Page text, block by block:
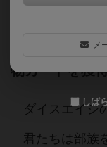
「我らダイス
いくダイスと
物カードを獲
ダイスエイジ
君たちは部族
メ
しば